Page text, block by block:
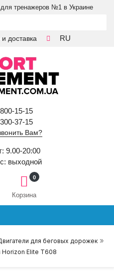
для тренажеров №1 в Украине
доставка RU
15-15
37-15
Вам?
9.00-20:00
выходной
Корзина
0
для беговых дорожек »
Horizon Elite T608